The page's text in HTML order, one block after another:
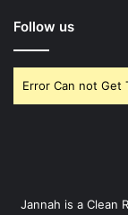
Follow us
Error Can not Get
Jannah is a Clean